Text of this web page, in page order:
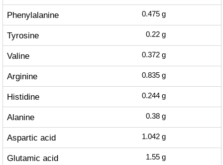
Phenylalanine 0.475 g
Tyrosine 0.22 g
Valine 0.372 g
Arginine 0.835 g
Histidine 0.244 g
Alanine 0.38 g
Aspartic acid 1.042 g
Glutamic acid 1.55 g